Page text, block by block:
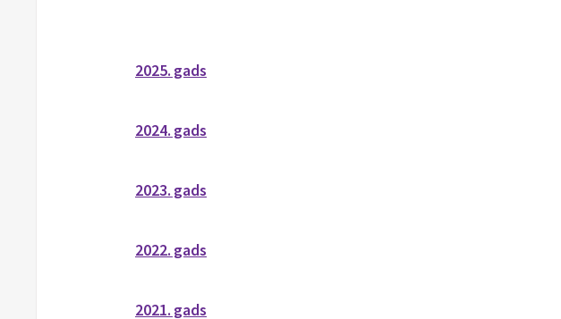
2025. gads
2024. gads
2023. gads
2022. gads
2021. gads